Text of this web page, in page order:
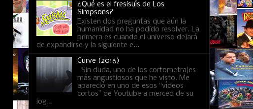
¿Qué es el fresisuís de Los
Simpsons?
Existen dos preguntas que aún la
humanidad no ha podido resolver. La
primera es cuando el universo dejará
de expandirse y la siguiente e...
Curve (2016)
Sin duda, uno de los cortometrajes
más angustiosos que he visto. Me
apareció en uno de esos “vídeos
cortos” de Youtube a merced de su
log...